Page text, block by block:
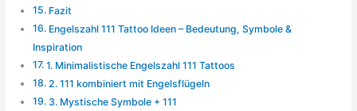
Fazit
Engelszahl 111 Tattoo Ideen – Bedeutung, Symbole &
Inspiration
1. Minimalistische Engelszahl 111 Tattoos
2. 111 kombiniert mit Engelsflügeln
3. Mystische Symbole + 111